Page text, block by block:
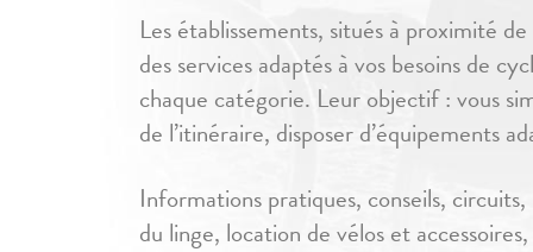
Les établissements, situés à proximité
des services adaptés à vos besoins de
chaque catégorie. Leur objectif : vous
de l’itinéraire, disposer d’équipements
Informations pratiques, conseils,
du linge, location de vélos et